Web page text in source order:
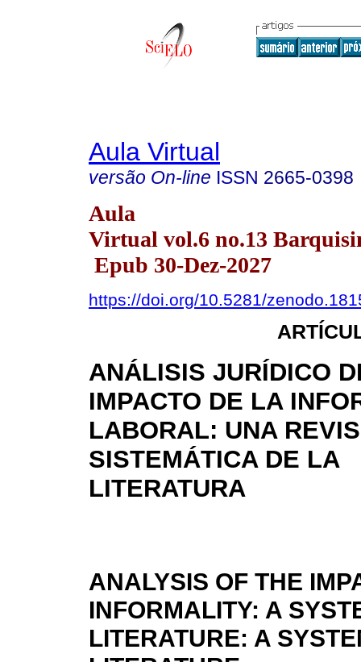
Aula Virtual
versão On-line ISSN 2665-0398
Aula
Virtual vol.6 no.13
Epub 30-Dez-2027
https://doi.org/10.5281/
ANÁLISIS JURÍDICO
IMPACTO DE LA
LABORAL: UNA
SISTEMÁTICA DE LA
LITERATURA
ANALYSIS OF THE
INFORMALITY: A
LITERATURE: A